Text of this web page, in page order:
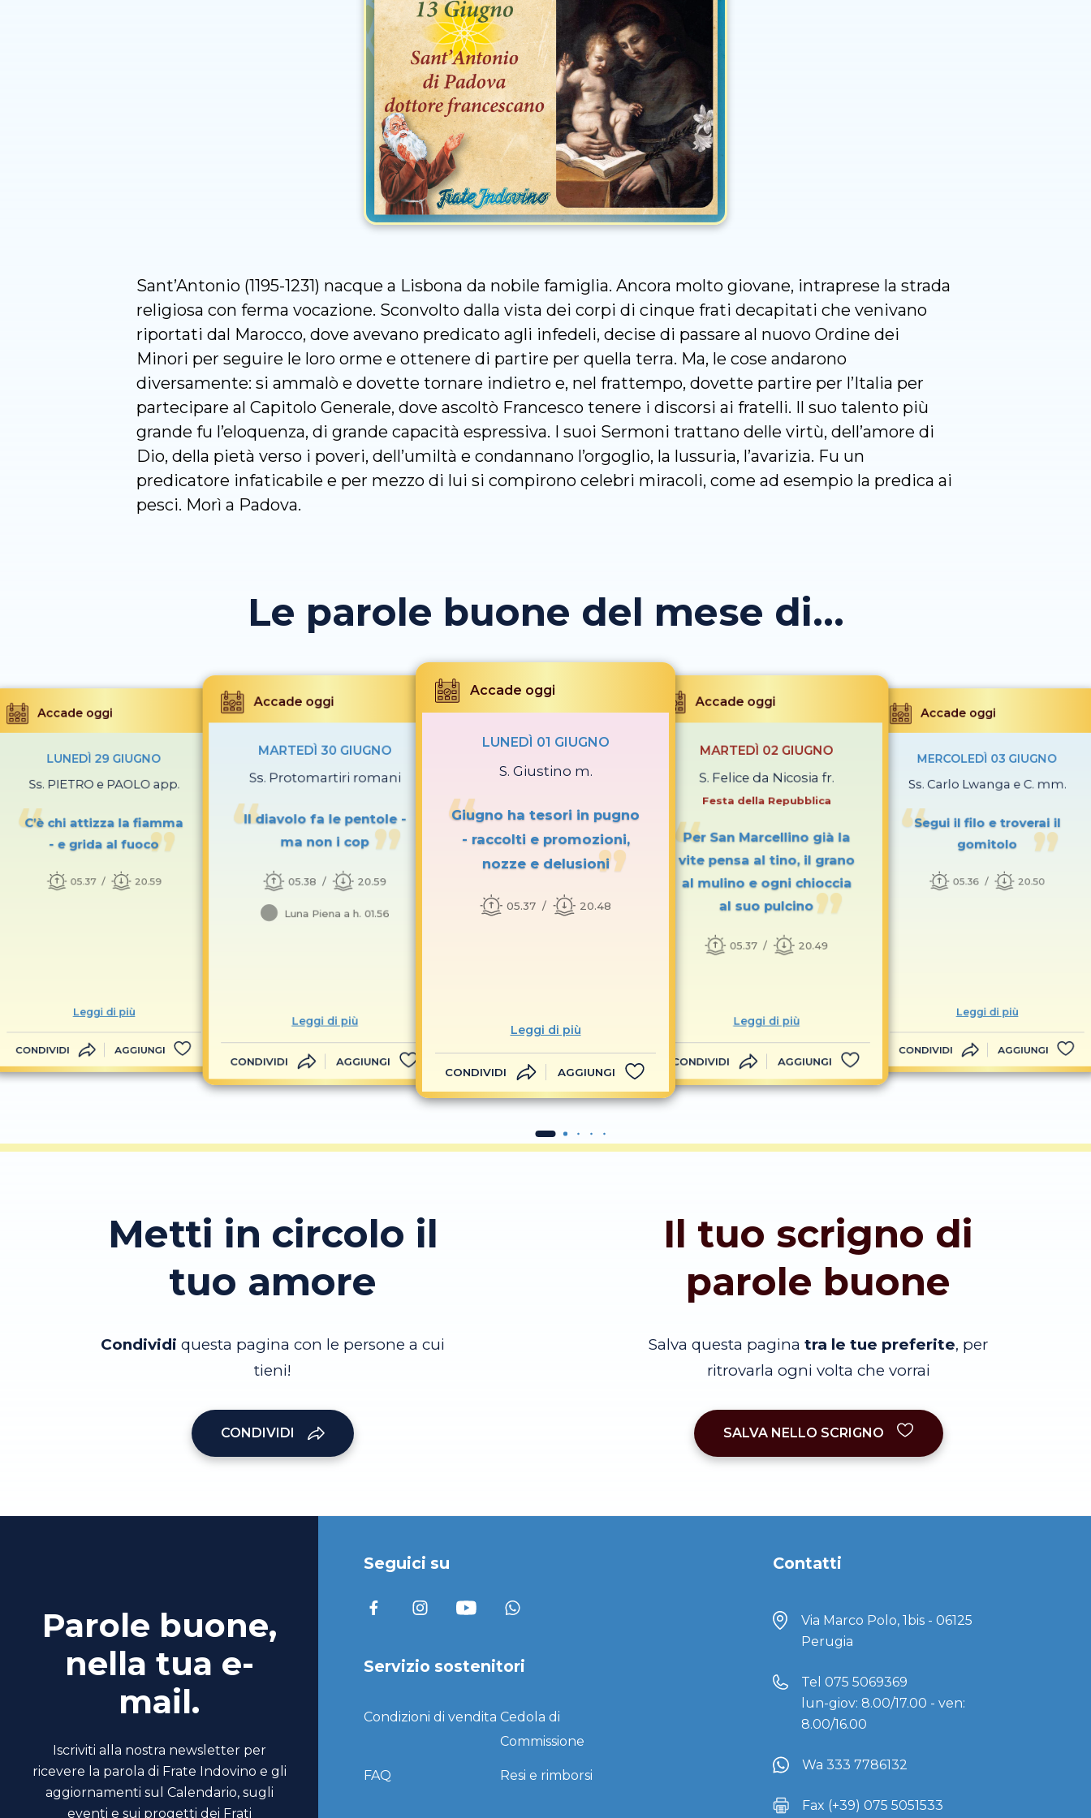
Sant’Antonio (1195-1231) nacque a Lisbona da nobile famiglia. Ancora molto giovane, intraprese la strada
religiosa con ferma vocazione. Sconvolto dalla vista dei corpi di cinque frati decapitati che venivano
riportati dal Marocco, dove avevano predicato agli infedeli, decise di passare al nuovo Ordine dei
Minori per seguire le loro orme e ottenere di partire per quella terra. Ma, le cose andarono
diversamente: si ammalò e dovette tornare indietro e, nel frattempo, dovette partire per l’Italia per
partecipare al Capitolo Generale, dove ascoltò Francesco tenere i discorsi ai fratelli. Il suo talento più
grande fu l’eloquenza, di grande capacità espressiva. I suoi Sermoni trattano delle virtù, dell’amore di
Dio, della pietà verso i poveri, dell’umiltà e condannano l’orgoglio, la lussuria, l’avarizia. Fu un
predicatore infaticabile e per mezzo di lui si compirono celebri miracoli, come ad esempio la predica ai
pesci. Morì a Padova.
Le parole buone del mese di...
Accade oggi
LUNEDÌ 29 GIUGNO
Ss. PIETRO e PAOLO app.
C’è chi attizza la fiamma
- e grida al fuoco
05.37 20.59
Leggi di più
CONDIVIDI AGGIUNGI
Accade oggi
MARTEDÌ 30 GIUGNO
Ss. Protomartiri romani
Il diavolo fa le pentole -
ma non i cop
05.38 20.59
Luna Piena a h. 01.56
Leggi di più
CONDIVIDI AGGIUNGI
Accade oggi
LUNEDÌ 01 GIUGNO
S. Giustino m.
Giugno ha tesori in pugno
- raccolti e promozioni,
nozze e delusioni
05.37 20.48
Leggi di più
CONDIVIDI AGGIUNGI
Accade oggi
MARTEDÌ 02 GIUGNO
S. Felice da Nicosia fr.
Festa della Repubblica
Per San Marcellino già la
vite pensa al tino, il grano
al mulino e ogni chioccia
al suo pulcino
05.37 20.49
Leggi di più
CONDIVIDI AGGIUNGI
Accade oggi
MERCOLEDÌ 03 GIUGNO
Ss. Carlo Lwanga e C. mm.
Segui il filo e troverai il
gomitolo
05.36 20.50
Leggi di più
CONDIVIDI AGGIUNGI
Metti in circolo il
tuo amore
Condividi questa pagina con le persone a cui
tieni!
CONDIVIDI
Il tuo scrigno di
parole buone
Salva questa pagina tra le tue preferite, per
ritrovarla ogni volta che vorrai
SALVA NELLO SCRIGNO
Parole buone,
nella tua e-
mail.
Iscriviti alla nostra newsletter per
ricevere la parola di Frate Indovino e gli
aggiornamenti sul Calendario, sugli
eventi e sui progetti dei Frati
Seguici su
Servizio sostenitori
Condizioni di vendita Cedola di
Commissione
FAQ Resi e rimborsi
Contatti
Via Marco Polo, 1bis - 06125
Perugia
Tel 075 5069369
lun-giov: 8.00/17.00 - ven:
8.00/16.00
Wa 333 7786132
Fax (+39) 075 5051533